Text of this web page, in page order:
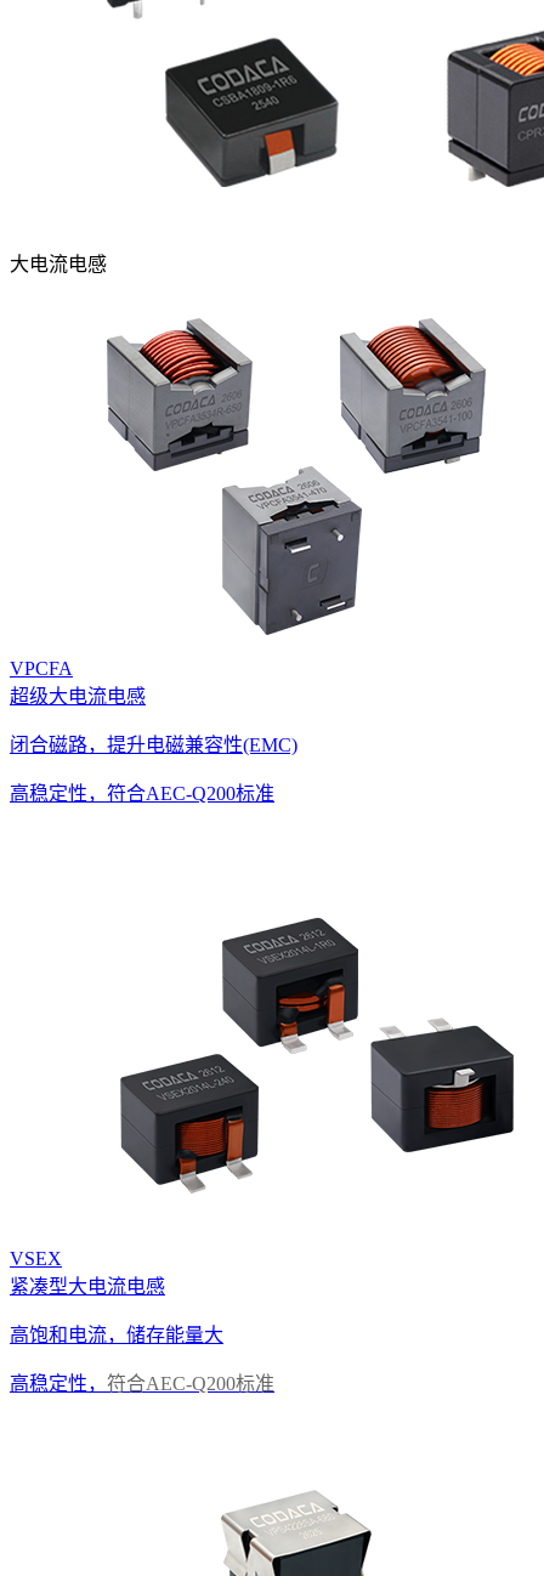
大电流电感
VPCFA
超级大电流电感
闭合磁路，提升电磁兼容性(EMC)
高稳定性，符合AEC-Q200标准
VSEX
紧凑型大电流电感
高饱和电流，储存能量大
高稳定性， 符合AEC-Q200标准